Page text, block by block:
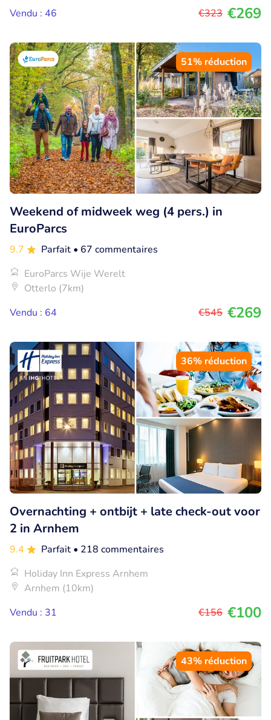
Vendu : 46
€323 €269
51% réduction
Weekend of midweek weg (4 pers.) in
EuroParcs
9.7 Parfait • 67 commentaires
EuroParcs Wije Werelt
Otterlo (7km)
Vendu : 64
€545 €269
36% réduction
Overnachting + ontbijt + late check-out voor
2 in Arnhem
9.4 Parfait • 218 commentaires
Holiday Inn Express Arnhem
Arnhem (10km)
Vendu : 31
€156 €100
43% réduction